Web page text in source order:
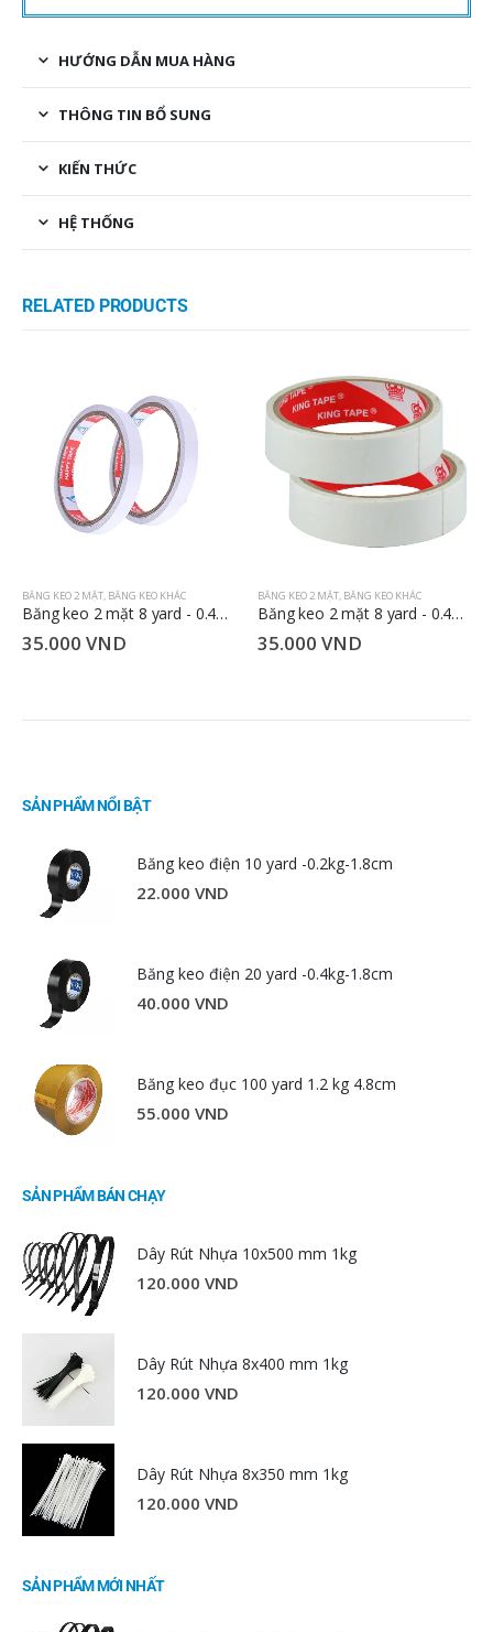
HƯỚNG DẪN MUA HÀNG
THÔNG TIN BỔ SUNG
KIẾN THỨC
HỆ THỐNG
RELATED PRODUCTS
BĂNG KEO 2 MẶT, BĂNG KEO KHÁC
Băng keo 2 mặt 8 yard - 0.4kg - 2.4cm
35.000 VND
BĂNG KEO 2 MẶT, BĂNG KEO KHÁC
Băng keo 2 mặt 8 yard - 0.4kg - 4.8cm
35.000 VND
SẢN PHẨM NỔI BẬT
Băng keo điện 10 yard -0.2kg-1.8cm
22.000 VND
Băng keo điện 20 yard -0.4kg-1.8cm
40.000 VND
Băng keo đục 100 yard 1.2 kg 4.8cm
55.000 VND
SẢN PHẨM BÁN CHẠY
Dây Rút Nhựa 10x500 mm 1kg
120.000 VND
Dây Rút Nhựa 8x400 mm 1kg
120.000 VND
Dây Rút Nhựa 8x350 mm 1kg
120.000 VND
SẢN PHẨM MỚI NHẤT